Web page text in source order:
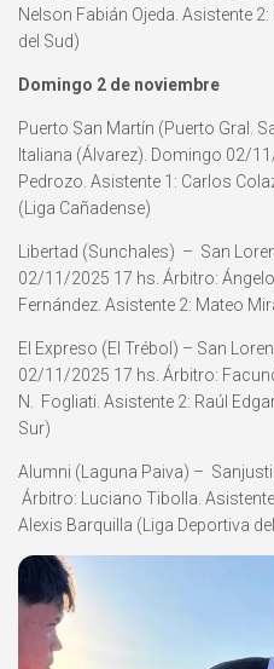
Nelson Fabián Ojeda. Asistente
del Sud)
Domingo 2 de noviembre
Puerto San Martín (Puerto Gral.
Italiana (Álvarez). Domingo 02/
Pedrozo. Asistente 1: Carlos
(Liga Cañadense)
Libertad (Sunchales) – San
02/11/2025 17 hs. Árbitro:
Fernández. Asistente 2: Mateo
El Expreso (El Trébol) – San
02/11/2025 17 hs. Árbitro:
N. Fogliati. Asistente 2: Raúl
Sur)
Alumni (Laguna Paiva) –
Árbitro: Luciano Tibolla.
Alexis Barquilla (Liga Deportiva